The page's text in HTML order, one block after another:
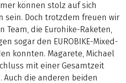
können stolz auf sich
sein. Doch trotzdem freuen wir
Team, die Eurohike-Raketen,
sogar den EUROBIKE-Mixed-
konnten. Magarete, Michael
mit einer Gesamtzeit
Auch die anderen beiden